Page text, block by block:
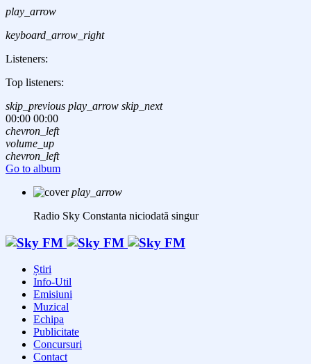
play_arrow
keyboard_arrow_right
Listeners:
Top listeners:
skip_previous play_arrow skip_next
00:00 00:00
chevron_left
volume_up
chevron_left
Go to album
play_arrow
Radio Sky Constanta niciodată singur
Știri
Info-Util
Emisiuni
Muzical
Echipa
Publicitate
Concursuri
Contact